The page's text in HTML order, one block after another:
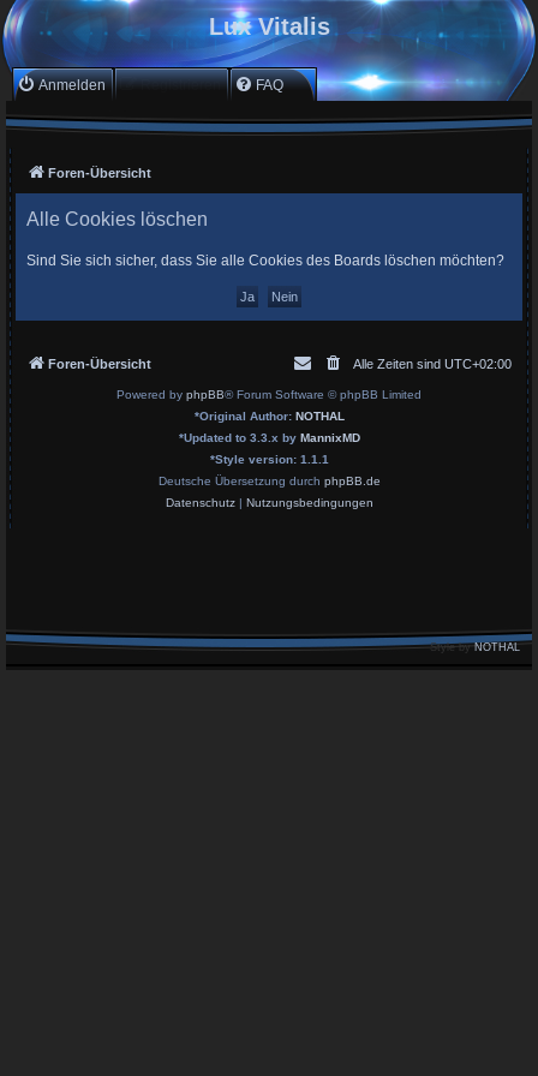
Lux Vitalis
Anmelden Registrieren FAQ
Foren-Übersicht
Alle Cookies löschen
Sind Sie sich sicher, dass Sie alle Cookies des Boards löschen möchten?
Foren-Übersicht Alle Zeiten sind UTC+02:00
Powered by phpBB® Forum Software © phpBB Limited
*Original Author: NOTHAL
*Updated to 3.3.x by MannixMD
*Style version: 1.1.1
Deutsche Übersetzung durch phpBB.de
Datenschutz| Nutzungsbedingungen
Style byNOTHAL